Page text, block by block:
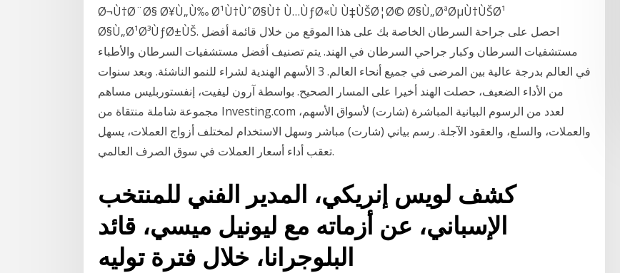
Ø¬Ù†Ø¨Ø§ Ø¥Ù„Ù‰ Ø¹Ù†ÙˆØ§Ù† Ù…ÙƒØ«Ù Ù‡ÙŠØ¦Ø© Ø§Ù„ØªØµÙ†ÙŠØ¹
Ø§Ù„Ø¹Ø³ÙƒØ±ÙŠ. احصل على جراحة السرطان الخاصة بك على هذا الموقع من خلال قائمة أفضل
مستشفيات السرطان وكبار جراحي السرطان في الهند. يتم تصنيف أفضل مستشفيات السرطان والأطباء
في العالم بدرجة عالية بين المرضى في جميع أنحاء العالم. 3 الأسهم الهندية لشراء للنمو الناشئة. وبعد سنوات
من الأداء الضعيف، حصلت الهند أخيرا على المسار الصحيح. بواسطة آرون ليفيت، إنفستوربليس مساهم
مجموعة شاملة منتقاة من Investing.com لعدد من الرسوم البيانية المباشرة (شارت) لأسواق الأسهم،
والعملات، والسلع، والعقود الآجلة. رسم بياني (شارت) مباشر وسهل الاستخدام لمختلف أزواج العملات، يسهل
تعقب أداء أسعار العملات في سوق الصرف العالمي.
كشف لويس إنريكي، المدير الفني للمنتخب
الإسباني، عن أزماته مع ليونيل ميسي، قائد
البلوجرانا، خلال فترة توليه